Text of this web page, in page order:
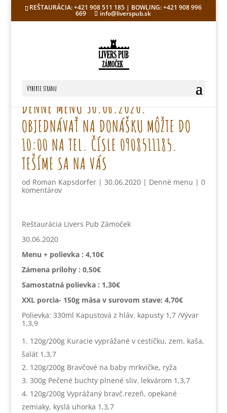
REŠTAURÁCIA: +421 908 511 185 | BOWLING: +421 908 996
669 info@liverspub.sk
Vyberte stranu
DENNÉ MENU 30.06.2020.
OBJEDNÁVAŤ NA DONÁŠKU MÔŽTE DO
10:00 NA TEL. ČÍSLE 0908511185.
TEŠÍME SA NA VÁS
od Roman Kapsdorfer| 30.06.2020| Denné menu | 0
komentárov
Reštaurácia Livers Pub Zámoček
30.06.2020
Menu + polievka : 4,10€
Zámena prílohy : 0,50€
Samostatná polievka : 1,30€
XXL porcia- 150g mäsa v surovom stave: 4,70€
Polievka: 330ml Kapustová z hláv. kapusty 1,7 /Vývar
1,3,9
120g/200g Kuracie vyprážané v cestíčku, zem. kaša,
šalát 1,3,7
120g/200g Bravčové na baby mrkvičke, ryža
300g Pečené buchty plnené sliv. lekvárom 1,3,7
120g/200g Vyprážaný bravč.rezeň, opekané
zemiaky, kyslá uhorka 1,3,7